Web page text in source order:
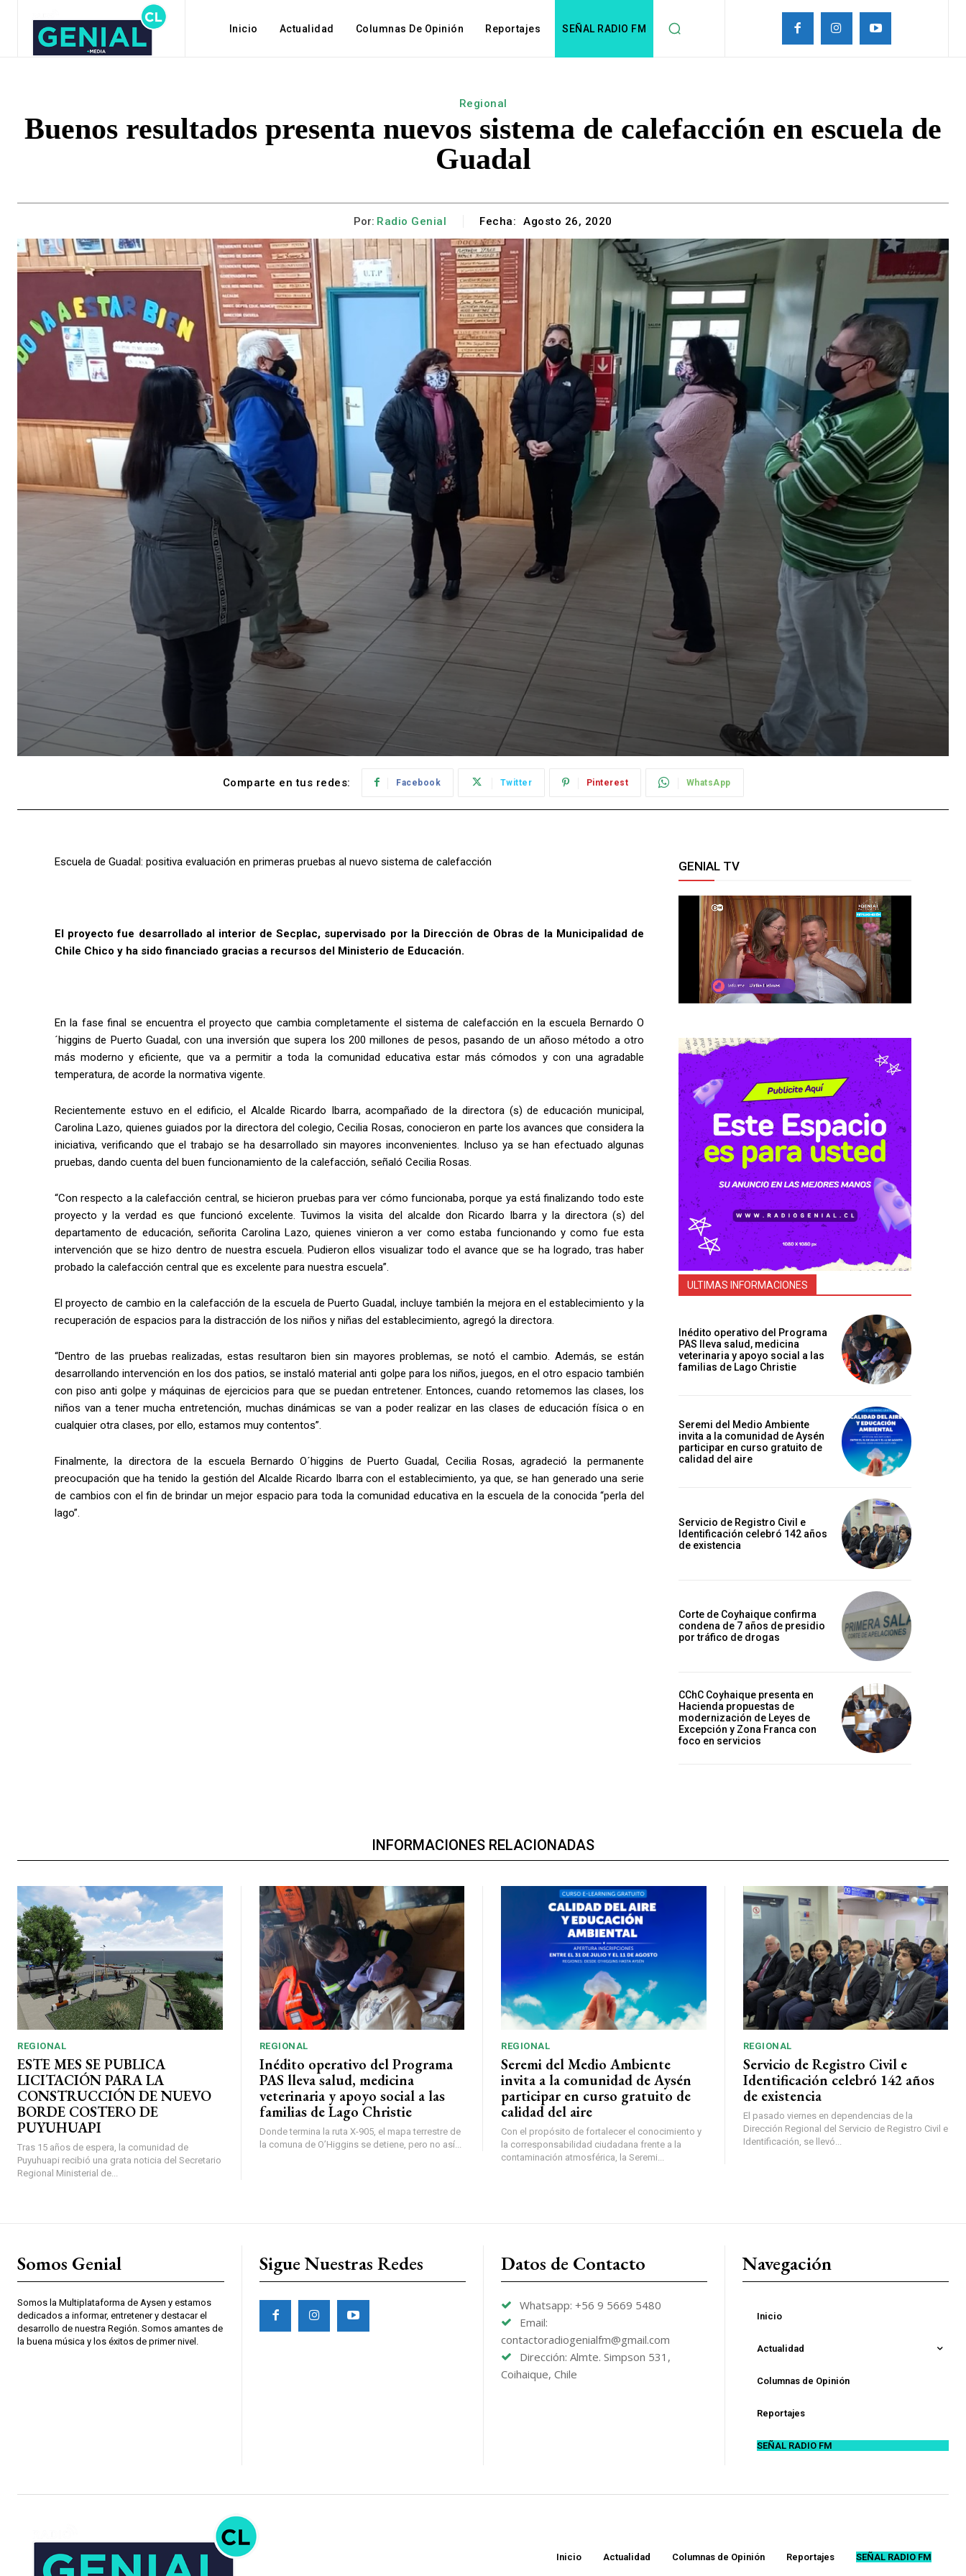
Inicio Actualidad Columnas De Opinión Reportajes SEÑAL RADIO FM
Regional
Buenos resultados presenta nuevos sistema de calefacción en escuela de
Guadal
Por: Radio Genial Fecha: Agosto 26, 2020
Comparte en tus redes: Facebook Twitter Pinterest WhatsApp
Escuela de Guadal: positiva evaluación en primeras pruebas al nuevo sistema de calefacción
El proyecto fue desarrollado al interior de Secplac, supervisado por la Dirección de Obras de la Municipalidad de
Chile Chico y ha sido financiado gracias a recursos del Ministerio de Educación.
En la fase final se encuentra el proyecto que cambia completamente el sistema de calefacción en la escuela Bernardo O
´higgins de Puerto Guadal, con una inversión que supera los 200 millones de pesos, pasando de un añoso método a otro
más moderno y eficiente, que va a permitir a toda la comunidad educativa estar más cómodos y con una agradable
temperatura, de acorde la normativa vigente.
Recientemente estuvo en el edificio, el Alcalde Ricardo Ibarra, acompañado de la directora (s) de educación municipal,
Carolina Lazo, quienes guiados por la directora del colegio, Cecilia Rosas, conocieron en parte los avances que considera la
iniciativa, verificando que el trabajo se ha desarrollado sin mayores inconvenientes. Incluso ya se han efectuado algunas
pruebas, dando cuenta del buen funcionamiento de la calefacción, señaló Cecilia Rosas.
“Con respecto a la calefacción central, se hicieron pruebas para ver cómo funcionaba, porque ya está finalizando todo este
proyecto y la verdad es que funcionó excelente. Tuvimos la visita del alcalde don Ricardo Ibarra y la directora (s) del
departamento de educación, señorita Carolina Lazo, quienes vinieron a ver como estaba funcionando y como fue esta
intervención que se hizo dentro de nuestra escuela. Pudieron ellos visualizar todo el avance que se ha logrado, tras haber
probado la calefacción central que es excelente para nuestra escuela”.
El proyecto de cambio en la calefacción de la escuela de Puerto Guadal, incluye también la mejora en el establecimiento y la
recuperación de espacios para la distracción de los niños y niñas del establecimiento, agregó la directora.
“Dentro de las pruebas realizadas, estas resultaron bien sin mayores problemas, se notó el cambio. Además, se están
desarrollando intervención en los dos patios, se instaló material anti golpe para los niños, juegos, en el otro espacio también
con piso anti golpe y máquinas de ejercicios para que se puedan entretener. Entonces, cuando retomemos las clases, los
niños van a tener mucha entretención, muchas dinámicas se van a poder realizar en las clases de educación física o en
cualquier otra clases, por ello, estamos muy contentos”.
Finalmente, la directora de la escuela Bernardo O´higgins de Puerto Guadal, Cecilia Rosas, agradeció la permanente
preocupación que ha tenido la gestión del Alcalde Ricardo Ibarra con el establecimiento, ya que, se han generado una serie
de cambios con el fin de brindar un mejor espacio para toda la comunidad educativa en la escuela de la conocida “perla del
lago”.
GENIAL TV
ULTIMAS INFORMACIONES
Inédito operativo del Programa
PAS lleva salud, medicina
veterinaria y apoyo social a las
familias de Lago Christie
Seremi del Medio Ambiente
invita a la comunidad de Aysén
participar en curso gratuito de
calidad del aire
Servicio de Registro Civil e
Identificación celebró 142 años
de existencia
Corte de Coyhaique confirma
condena de 7 años de presidio
por tráfico de drogas
CChC Coyhaique presenta en
Hacienda propuestas de
modernización de Leyes de
Excepción y Zona Franca con
foco en servicios
INFORMACIONES RELACIONADAS
REGIONAL
ESTE MES SE PUBLICA
LICITACIÓN PARA LA
CONSTRUCCIÓN DE NUEVO
BORDE COSTERO DE
PUYUHUAPI
Tras 15 años de espera, la comunidad de
Puyuhuapi recibió una grata noticia del Secretario
Regional Ministerial de...
REGIONAL
Inédito operativo del Programa
PAS lleva salud, medicina
veterinaria y apoyo social a las
familias de Lago Christie
Donde termina la ruta X-905, el mapa terrestre de
la comuna de O’Higgins se detiene, pero no así...
REGIONAL
Seremi del Medio Ambiente
invita a la comunidad de Aysén
participar en curso gratuito de
calidad del aire
Con el propósito de fortalecer el conocimiento y
la corresponsabilidad ciudadana frente a la
contaminación atmosférica, la Seremi...
REGIONAL
Servicio de Registro Civil e
Identificación celebró 142 años
de existencia
El pasado viernes en dependencias de la
Dirección Regional del Servicio de Registro Civil e
Identificación, se llevó...
Somos Genial
Somos la Multiplataforma de Aysen y estamos
dedicados a informar, entretener y destacar el
desarrollo de nuestra Región. Somos amantes de
la buena música y los éxitos de primer nivel.
Sigue Nuestras Redes Datos de Contacto
Whatsapp: +56 9 5669 5480
Email:
contactoradiogenialfm@gmail.com
Dirección: Almte. Simpson 531,
Coihaique, Chile
Navegación
Inicio
Actualidad
Columnas de Opinión
Reportajes
SEÑAL RADIO FM
Inicio Actualidad Columnas de Opinión Reportajes SEÑAL RADIO FM